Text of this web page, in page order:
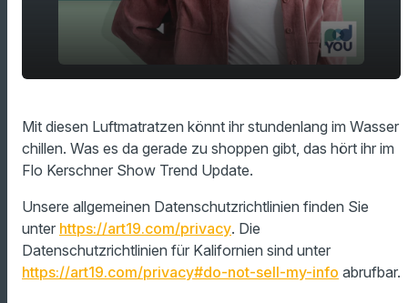
play_arrow
00:00 01:35
Mit diesen Luftmatratzen könnt ihr stundenlang im Wasser
chillen. Was es da gerade zu shoppen gibt, das hört ihr im
Flo Kerschner Show Trend Update.
Unsere allgemeinen Datenschutzrichtlinien finden Sie
unter https://art19.com/privacy. Die
Datenschutzrichtlinien für Kalifornien sind unter
https://art19.com/privacy#do-not-sell-my-info abrufbar.